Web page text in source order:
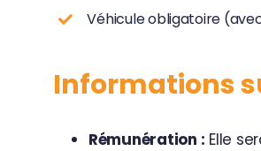
Véhicule obligatoire
Informations
Rémunération : Elle